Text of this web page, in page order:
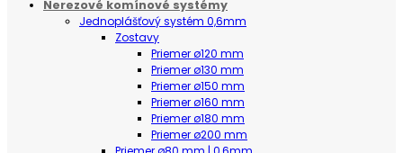
Nerezové komínové systémy
Jednoplášťový systém 0,6mm
Zostavy
Priemer ø120 mm
Priemer ø130 mm
Priemer ø150 mm
Priemer ø160 mm
Priemer ø180 mm
Priemer ø200 mm